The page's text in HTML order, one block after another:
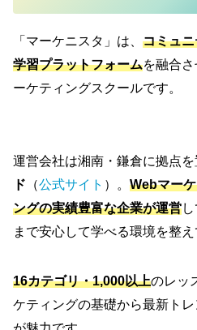
「マーケニスタ」は、 コミュ
学習プラットフォームを融合
ーケティングスクールです。
運営会社は湘南・鎌倉に拠点を
ド （公式サイト ）。 Webマー
ングの実績豊富な企業が運営
まで安心して学べる環境を整え
16カテゴリ・1,000以上のレッ
ケティングの基礎から最新ト